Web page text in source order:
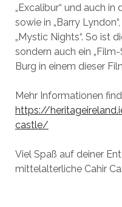
„Excalibur“ und auch in
sowie in „Barry
„Mystic Nights“. So ist
sondern auch ein
Burg in einem dieser
Mehr Informationen
https://
castle/
Viel Spaß auf deiner
mittelalterliche Cahir